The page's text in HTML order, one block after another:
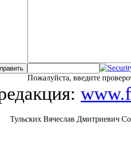
Пожалуйста, введите
Тульских Вячеслав Дмитриевич